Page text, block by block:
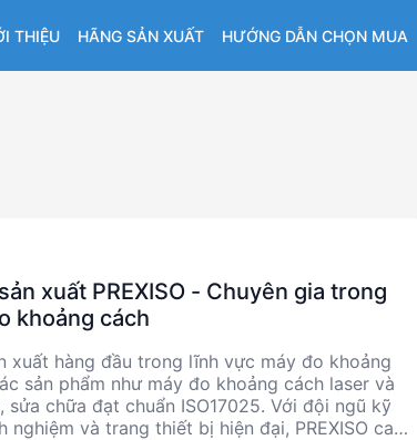
THIỆU HÃNG SẢN XUẤT HƯỚNG DẪN CHỌN MUA
xuất PREXISO - Chuyên gia trong
khoảng cách
xuất hàng đầu trong lĩnh vực máy đo khoảng
sản phẩm như máy đo khoảng cách laser và
sửa chữa đạt chuẩn ISO17025. Với đội ngũ kỹ
nghiệm và trang thiết bị hiện đại, PREXISO cam